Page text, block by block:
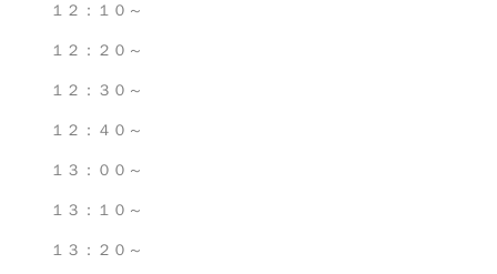
１２：１０～
１２：２０～
１２：３０～
１２：４０～
１３：００～
１３：１０～
１３：２０～